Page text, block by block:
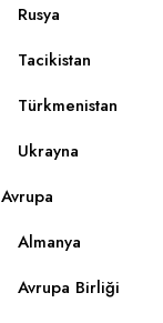
Rusya
Tacikistan
Türkmenistan
Ukrayna
Avrupa
Almanya
Avrupa Birliği